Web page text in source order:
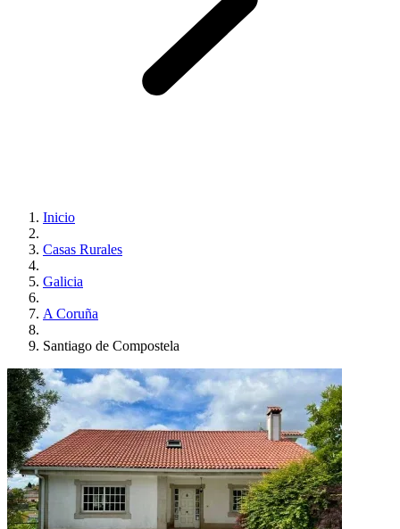
Inicio
Casas Rurales
Galicia
A Coruña
Santiago de Compostela